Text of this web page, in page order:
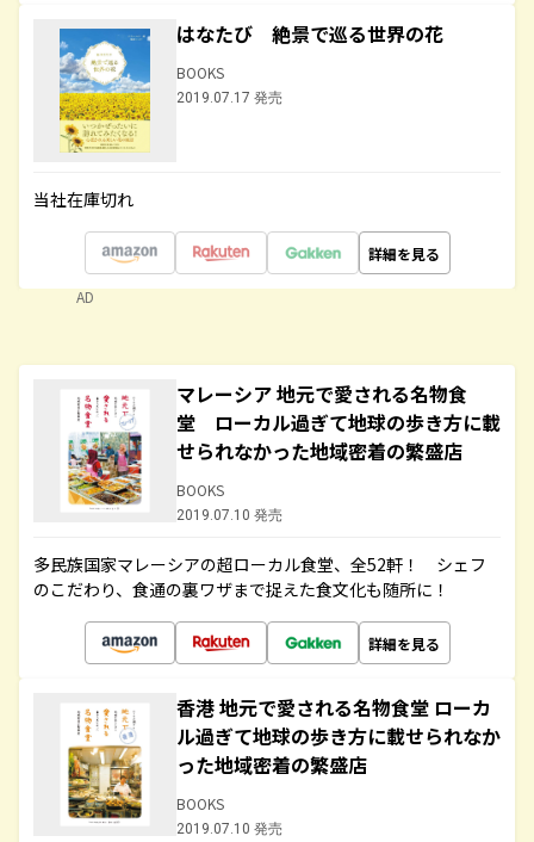
はなたび 絶景で巡る世界の花
BOOKS
2019.07.17 発売
当社在庫切れ
詳細を見る
AD
マレーシア 地元で愛される名物食
堂 ローカル過ぎて地球の歩き方に載
せられなかった地域密着の繁盛店
BOOKS
2019.07.10 発売
多民族国家マレーシアの超ローカル食堂、全52軒！ シェフ
のこだわり、食通の裏ワザまで捉えた食文化も随所に！
詳細を見る
香港 地元で愛される名物食堂 ローカ
ル過ぎて地球の歩き方に載せられなか
った地域密着の繁盛店
BOOKS
2019.07.10 発売